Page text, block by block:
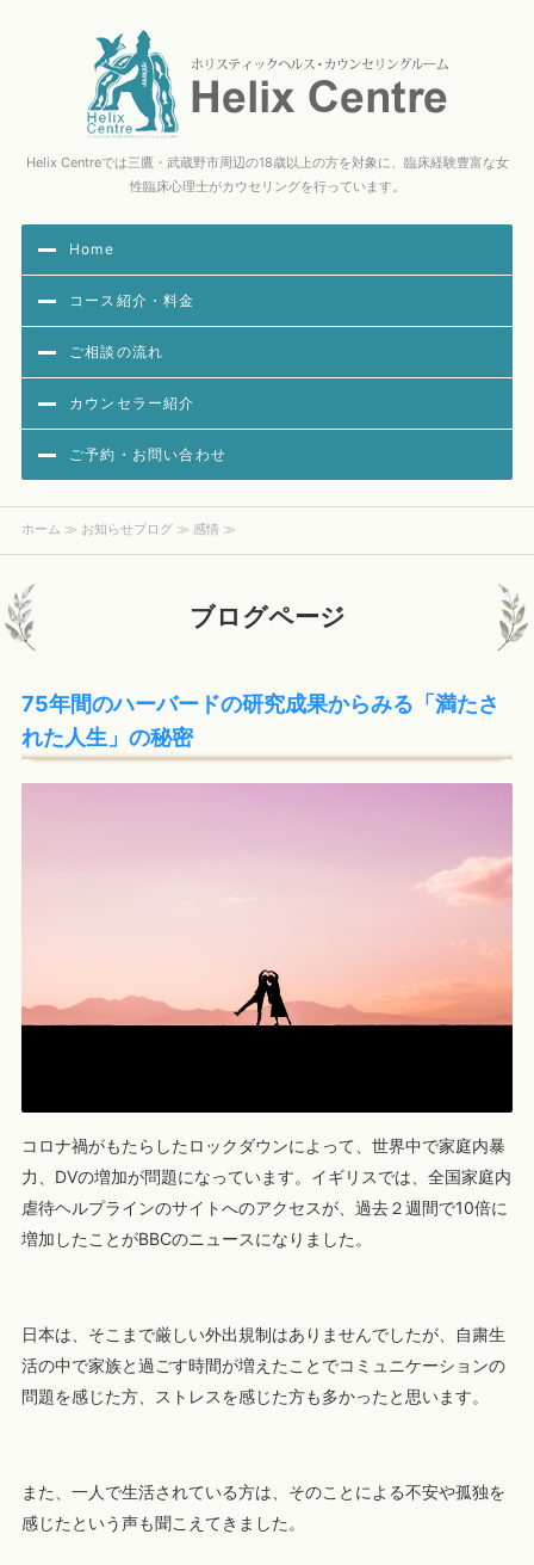
Helix Centreでは三鷹・武蔵野市周辺の18歳以上の方を対象に、臨床経験豊富な女
性臨床心理士がカウセリングを行っています。
Home
コース紹介・料金
ご相談の流れ
カウンセラー紹介
ご予約・お問い合わせ
ホーム ≫ お知らせブログ≫ 感情 ≫
ブログページ
75年間のハーバードの研究成果からみる「満たさ
れた人生」の秘密
コロナ禍がもたらしたロックダウンによって、世界中で家庭内暴
力、DVの増加が問題になっています。イギリスでは、全国家庭内
虐待ヘルプラインのサイトへのアクセスが、過去２週間で10倍に
増加したことがBBCのニュースになりました。
日本は、そこまで厳しい外出規制はありませんでしたが、自粛生
活の中で家族と過ごす時間が増えたことでコミュニケーションの
問題を感じた方、ストレスを感じた方も多かったと思います。
また、一人で生活されている方は、そのことによる不安や孤独を
感じたという声も聞こえてきました。